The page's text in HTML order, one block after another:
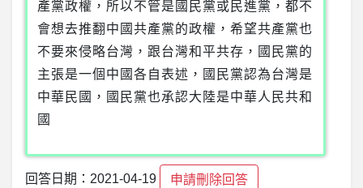
產黨政權，所以不管是國民黨或民進黨，都不
會想去推翻中國共產黨的政權，希望共產黨也
不要來侵略台灣，跟台灣和平共存，國民黨的
主張是一個中國各自表述，國民黨認為台灣是
中華民國，國民黨也承認大陸是中華人民共和
國
回答日期：2021-04-19 申請刪除回答